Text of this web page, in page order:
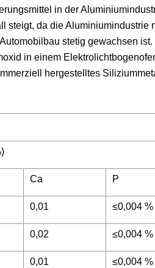
in der
steigt, da die Aluminiumindustrie
stetig gewachsen ist.
in einem
hergestelltes
Ca P
0,01 ≤0,004 %
0,02 ≤0,004 %
0,01 ≤0,004 %